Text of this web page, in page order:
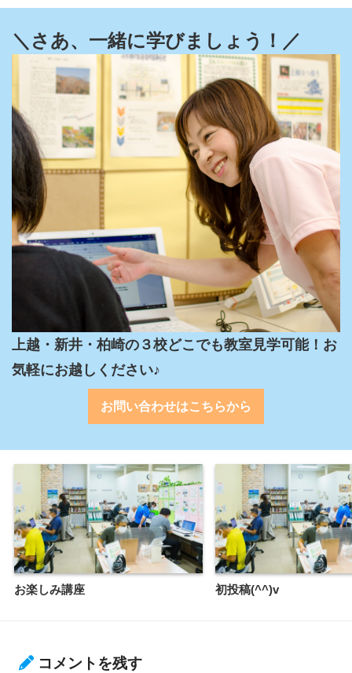
＼さあ、一緒に学びましょう！／
上越・新井・柏崎の３校どこでも教室見学可能！お
気軽にお越しください♪
お問い合わせはこちらから
お楽しみ講座 初投稿(^^)v
コメントを残す